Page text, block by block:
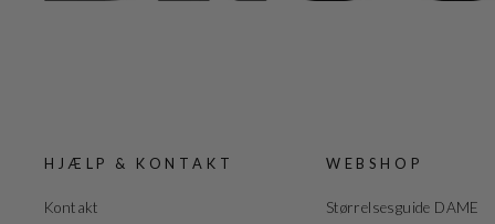
HJÆLP & KONTAKT
Kontakt
WEBSHOP
Størrelsesguide DAME